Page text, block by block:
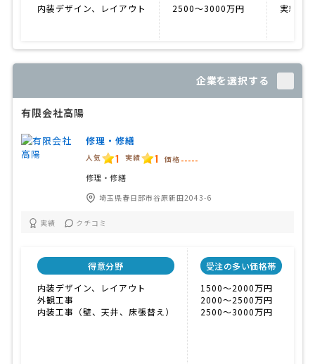
内装デザイン、レイアウト
2500〜3000万円
実績が
企業を選択する
有限会社高陽
修理・修繕
人気 1 実績 1 価格 -----
修理・修繕
埼玉県春日部市谷原新田2043-6
実績 クチコミ
得意分野
内装デザイン、レイアウト
外観工事
内装工事（壁、天井、床張替え）
受注の多い価格帯
1500〜2000万円
2000〜2500万円
2500〜3000万円